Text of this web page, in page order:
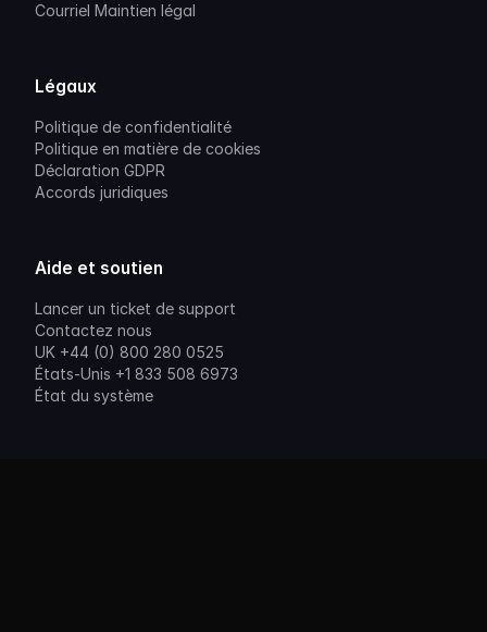
Courriel Maintien légal
Légaux
Politique de confidentialité
Politique en matière de cookies
Déclaration GDPR
Accords juridiques
Aide et soutien
Lancer un ticket de support
Contactez nous
UK +44 (0) 800 280 0525
États-Unis +1 833 508 6973
État du système